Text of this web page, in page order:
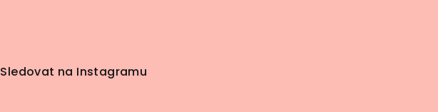
Sledovat na Instagramu